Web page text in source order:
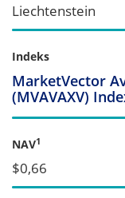
Liechtenstein
Indeks
MarketVector
(MVAVAXV)
NAV1
$0,66